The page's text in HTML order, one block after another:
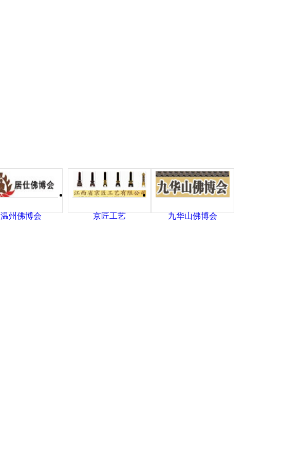
温州佛博会 京匠工艺 九华山佛博会